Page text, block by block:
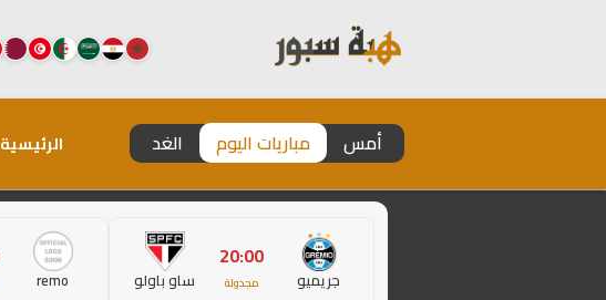
أمس مباريات اليوم الغد الرئيسية
جريميو
20:00
مجدولة ساو باولو remo